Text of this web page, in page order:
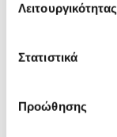
Λειτουργικότητας
Στατιστικά
Προώθησης
παρουσίαση
προϊόντος
Χαρακτηριστικά
Αξιολογήσεις